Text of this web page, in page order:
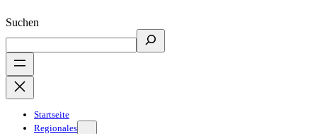
Suchen
Startseite
Regionales